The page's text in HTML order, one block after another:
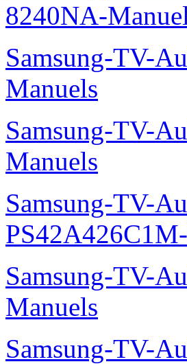
8240NA-
Samsung-TV-
Manuels
Samsung-TV-
Manuels
Samsung-TV-
Samsung-TV-
Manuels
Samsung-TV-